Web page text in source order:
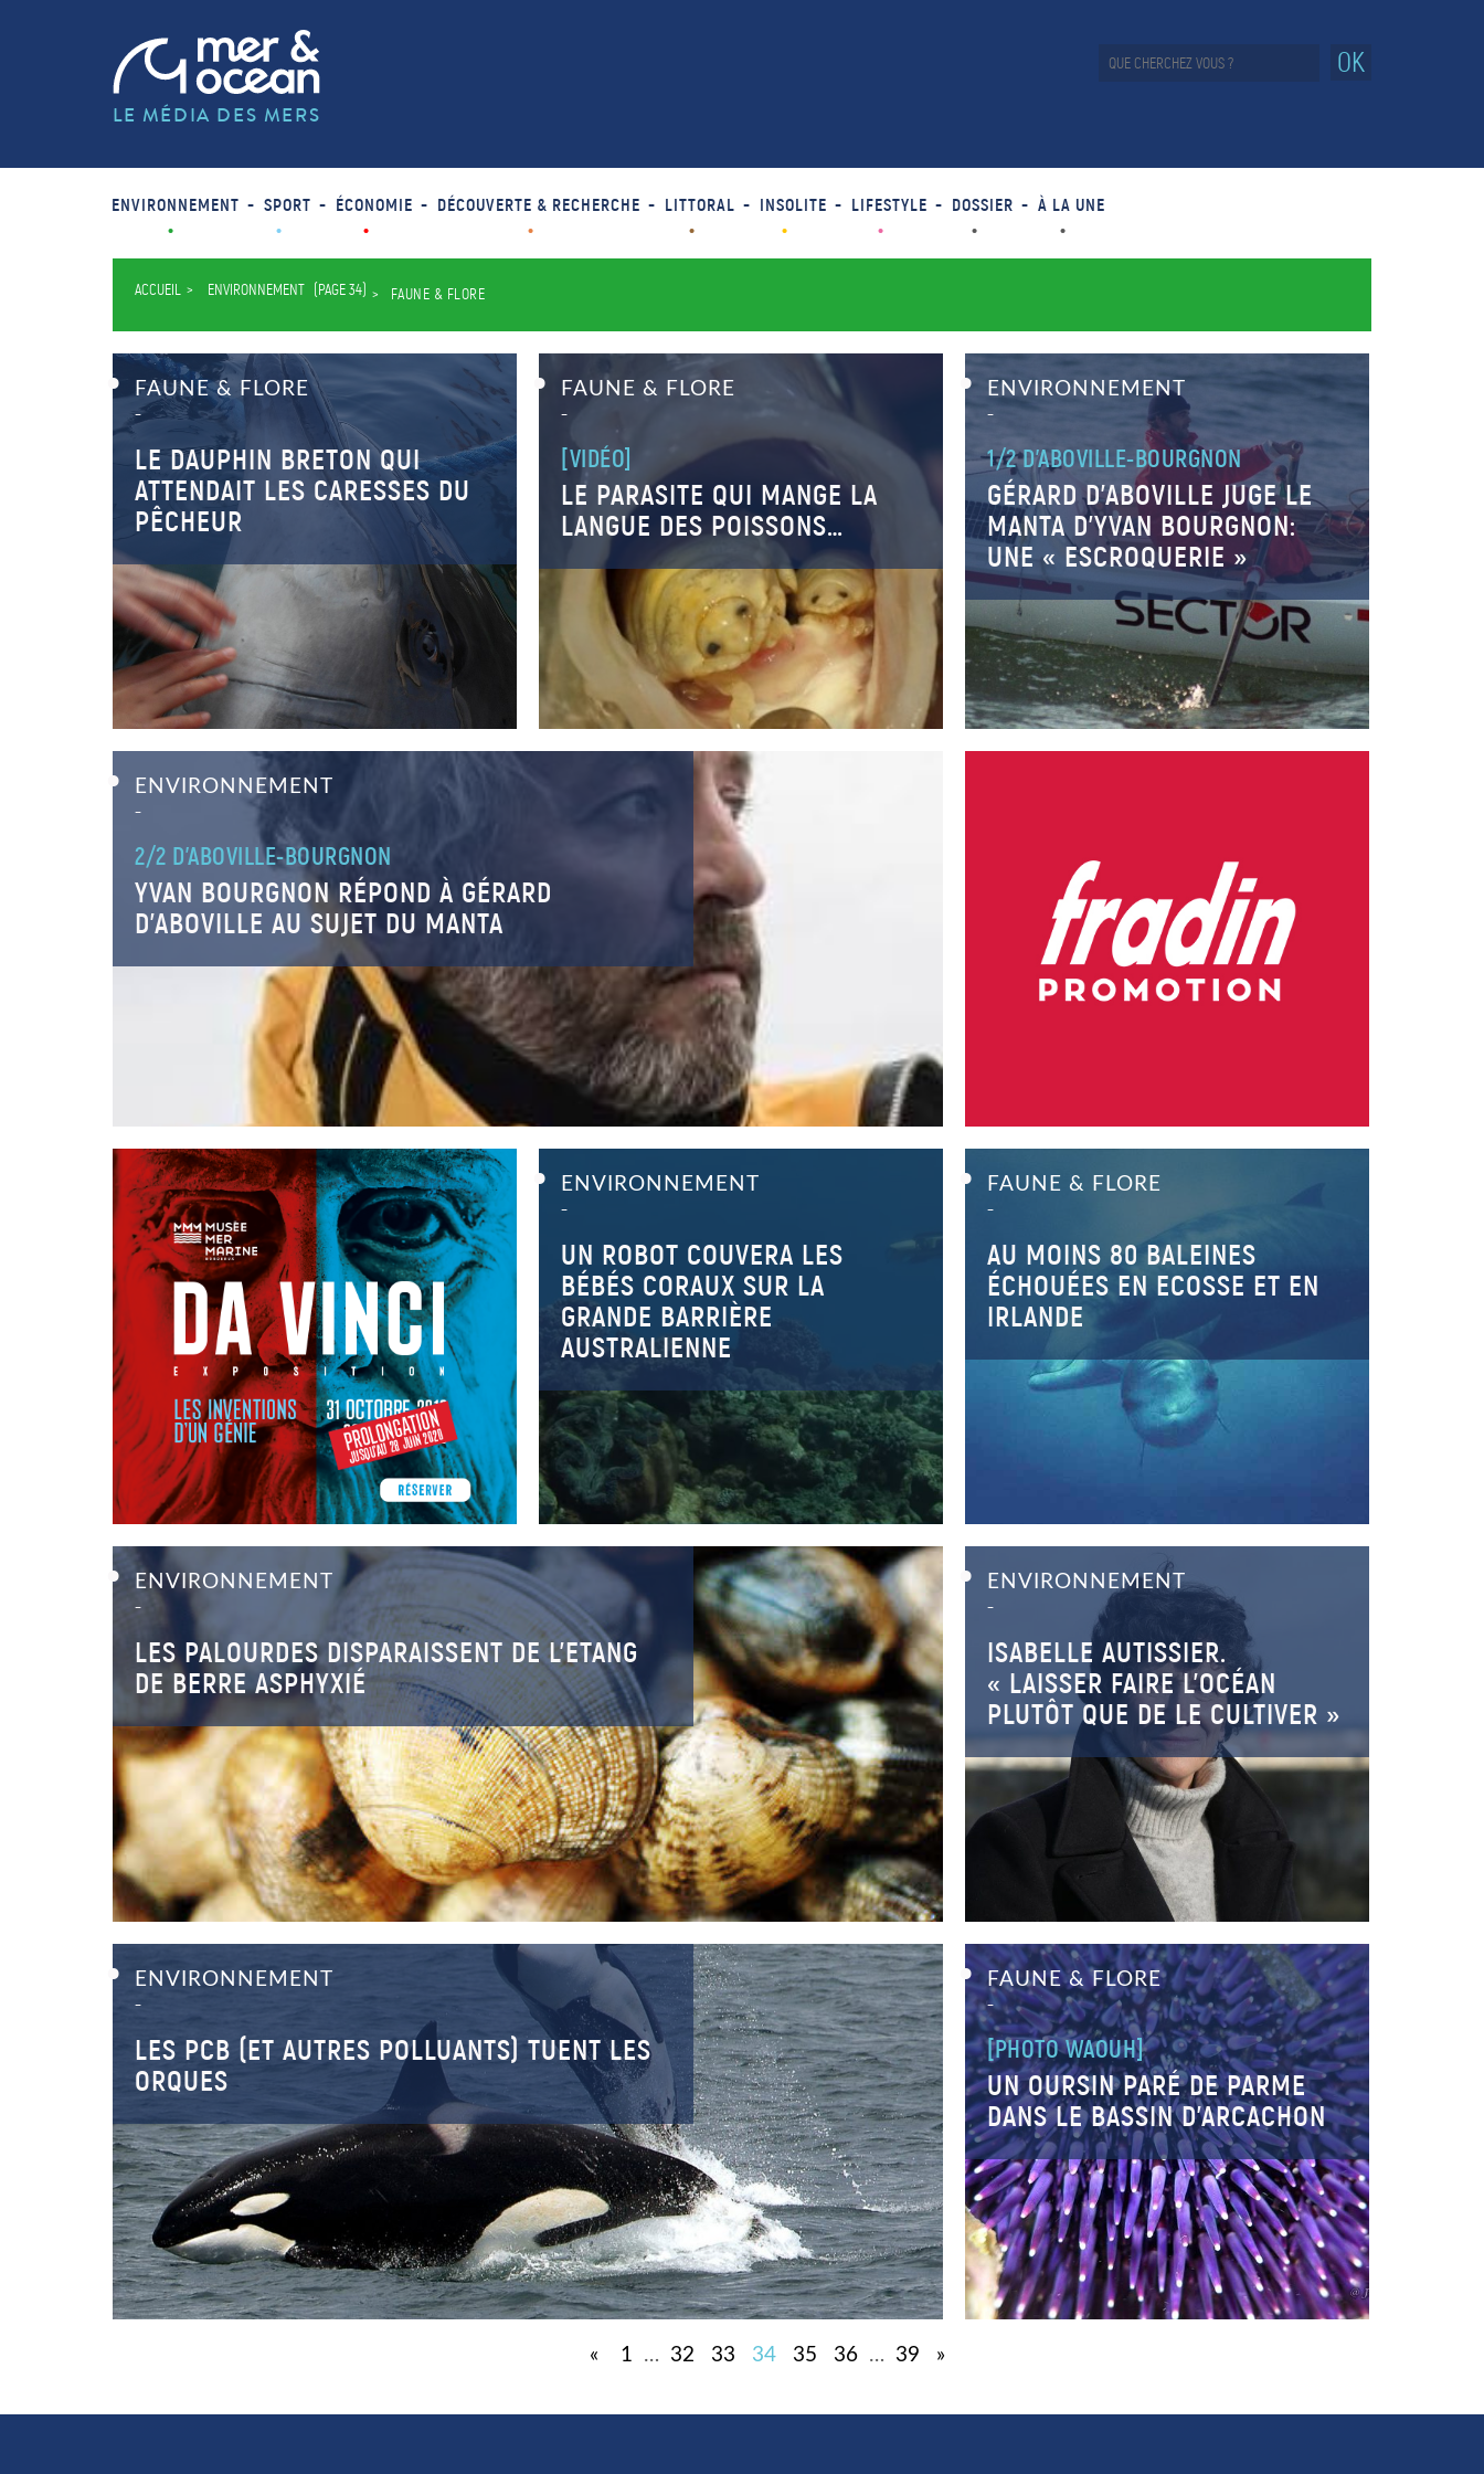
LE MÉDIA DES MERS
OK
ENVIRONNEMENT SPORT ÉCONOMIE DÉCOUVERTE & RECHERCHE LITTORAL INSOLITE LIFESTYLE DOSSIER À LA UNE
ACCUEIL ENVIRONNEMENT (PAGE 34) FAUNE & FLORE
FAUNE & FLORE
–
LE DAUPHIN BRETON QUI
ATTENDAIT LES CARESSES DU
PÊCHEUR
FAUNE & FLORE
–
[VIDÉO]
LE PARASITE QUI MANGE LA
LANGUE DES POISSONS…
ENVIRONNEMENT
–
2/2 D'ABOVILLE-BOURGNON
YVAN BOURGNON RÉPOND À GÉRARD
D’ABOVILLE AU SUJET DU MANTA
ENVIRONNEMENT
–
1/2 D'ABOVILLE-BOURGNON
GÉRARD D’ABOVILLE JUGE LE
MANTA D’YVAN BOURGNON:
UNE « ESCROQUERIE »
ENVIRONNEMENT
–
UN ROBOT COUVERA LES
BÉBÉS CORAUX SUR LA
GRANDE BARRIÈRE
AUSTRALIENNE
FAUNE & FLORE
–
AU MOINS 80 BALEINES
ÉCHOUÉES EN ECOSSE ET EN
IRLANDE
ENVIRONNEMENT
–
LES PALOURDES DISPARAISSENT DE L’ETANG
DE BERRE ASPHYXIÉ
ENVIRONNEMENT
–
LES PCB (ET AUTRES POLLUANTS) TUENT LES
ORQUES
ENVIRONNEMENT
–
ISABELLE AUTISSIER.
« LAISSER FAIRE L’OCÉAN
PLUTÔT QUE DE LE CULTIVER »
FAUNE & FLORE
–
[PHOTO WAOUH]
UN OURSIN PARÉ DE PARME
DANS LE BASSIN D’ARCACHON
« 1 … 32 33 34 35 36 … 39 »